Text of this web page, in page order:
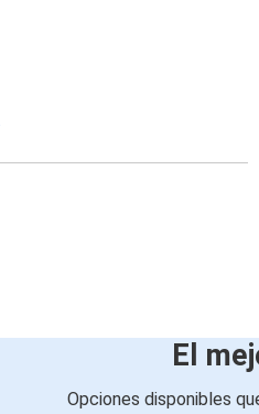
El
Opciones disponibles